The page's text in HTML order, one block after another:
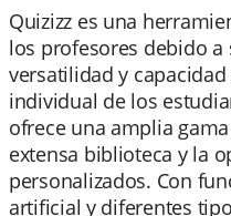
Quizizz es una
los profesores debido a
versatilidad y
individual de los
ofrece una amplia
extensa biblioteca y la
personalizados. Con
artificial y diferentes